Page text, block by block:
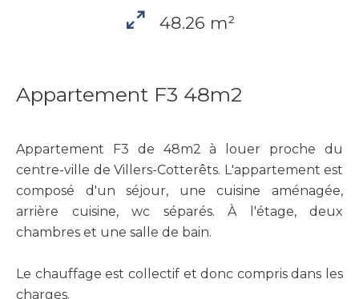
48.26 m²
Appartement F3 48m2
Appartement F3 de 48m2 à louer proche du
centre-ville de Villers-Cotterêts. L'appartement est
composé d'un séjour, une cuisine aménagée,
arrière cuisine, wc séparés. À l'étage, deux
chambres et une salle de bain.
Le chauffage est collectif et donc compris dans les
charges.